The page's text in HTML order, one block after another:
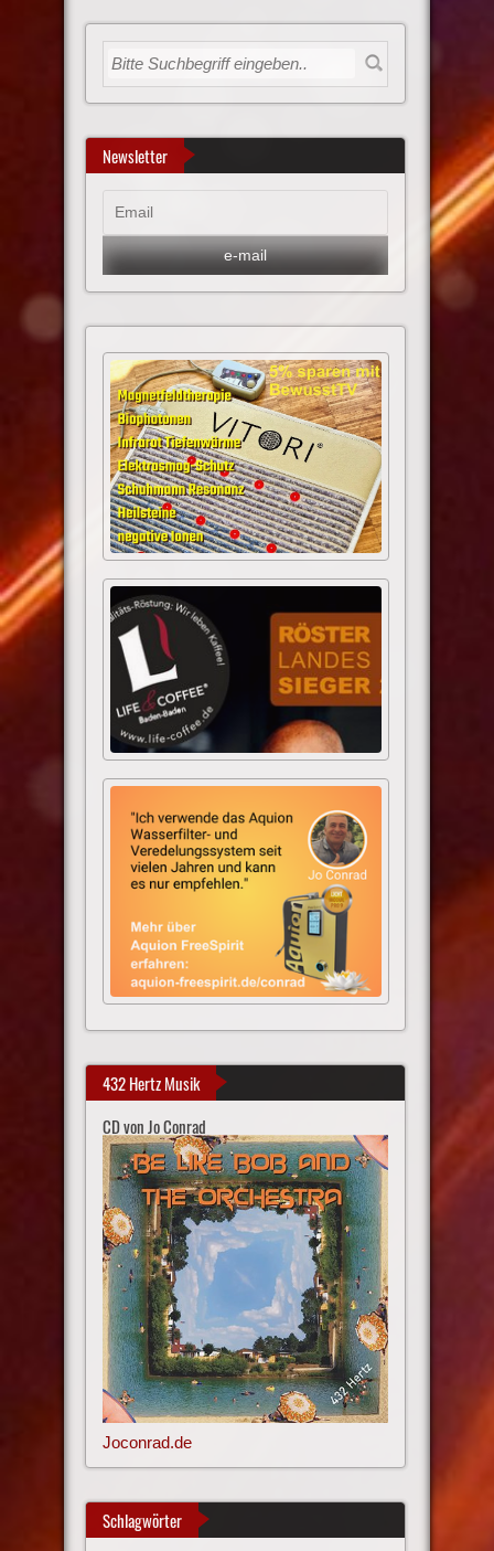
Newsletter
432 Hertz Musik
CD von Jo Conrad
Joconrad.de
Schlagwörter